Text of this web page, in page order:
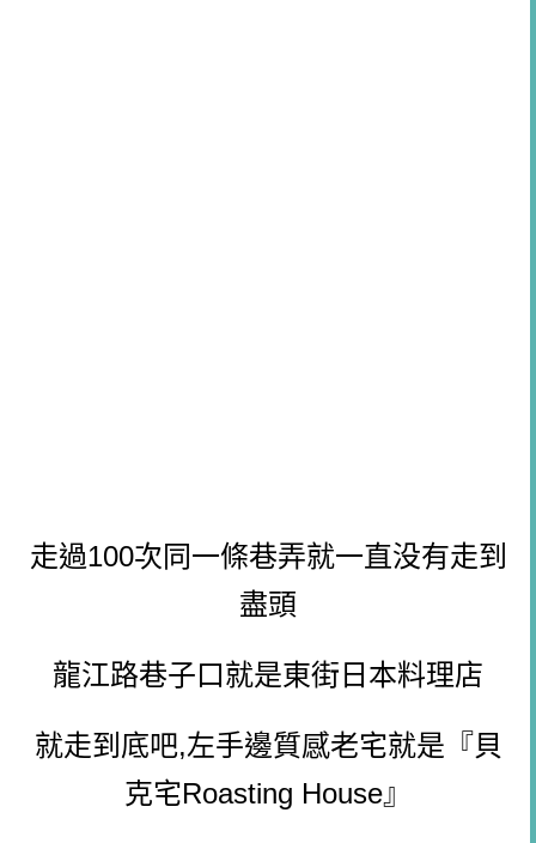
走過100次同一條巷弄就一直没有走到
盡頭
龍江路巷子口就是東街日本料理店
就走到底吧,左手邊質感老宅就是『貝
克宅Roasting House』